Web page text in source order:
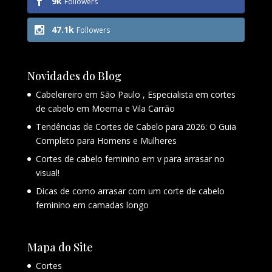
47.1k Followers
Novidades do Blog
Cabeleireiro em São Paulo , Especialista em cortes
de cabelo em Moema e Vila Carrão
Tendências de Cortes de Cabelo para 2026: O Guia
Completo para Homens e Mulheres
Cortes de cabelo feminino em v para arrasar no
visual!
Dicas de como arrasar com um corte de cabelo
feminino em camadas longo
Mapa do Site
Cortes